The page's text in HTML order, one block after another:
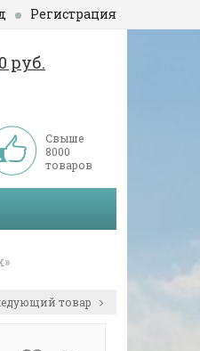
Регистрация
0 руб.
Свыше
8000
товаров
товар